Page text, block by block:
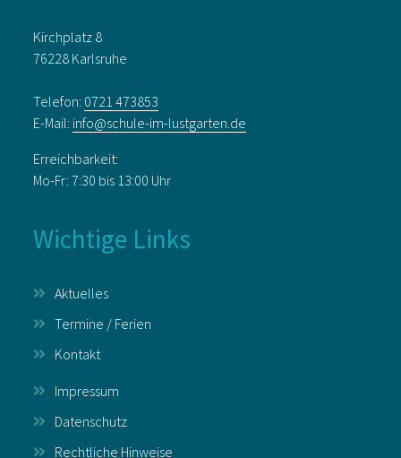
Kirchplatz 8
76228 Karlsruhe
Telefon: 0721 473853
E-Mail: info@schule-im-lustgarten.de
Erreichbarkeit:
Mo-Fr: 7:30 bis 13:00 Uhr
Wichtige Links
Aktuelles
Termine / Ferien
Kontakt
Impressum
Datenschutz
Rechtliche Hinweise